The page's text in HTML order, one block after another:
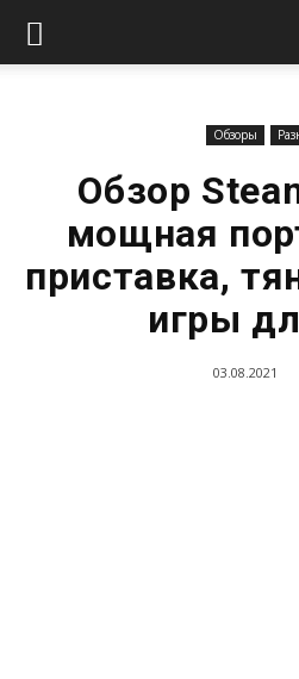
Обзоры
Обзор
мощная
приставка,
игры
03.08.2021